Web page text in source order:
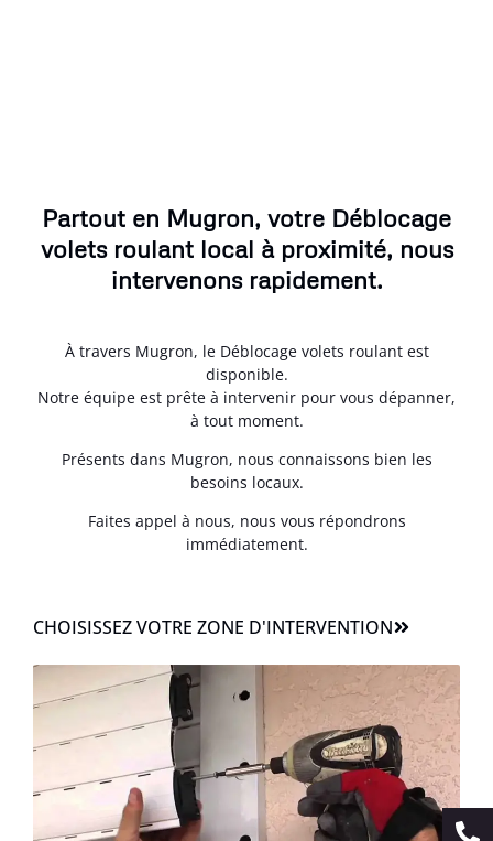
Partout en Mugron, votre Déblocage
volets roulant local à proximité, nous
intervenons rapidement.
À travers Mugron, le Déblocage volets roulant est
disponible.
Notre équipe est prête à intervenir pour vous dépanner,
à tout moment.
Présents dans Mugron, nous connaissons bien les
besoins locaux.
Faites appel à nous, nous vous répondrons
immédiatement.
CHOISISSEZ VOTRE ZONE D'INTERVENTION